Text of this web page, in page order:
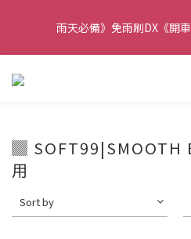
聯絡我們
雨天必備》免雨刷DX《開
【重要】本公司不會在假日、非上
▓ SOFT99|SMOOTH
用
Sort by